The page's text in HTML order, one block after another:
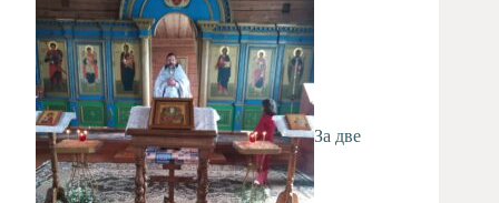
За две